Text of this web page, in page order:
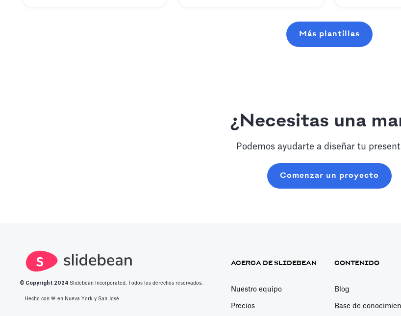
Más plantillas
¿Necesitas una
Podemos ayudarte a diseñar tu
Comenzar un proyecto
© Copyright 2 024 Slidebean Incorporated. Todos los derechos reservados.
Hecho con 💙️ en Nueva York y San José
ACERCA DE SLIDEBEAN
Nuestro equipo
Precios
CONTENIDO
Blog
Base de